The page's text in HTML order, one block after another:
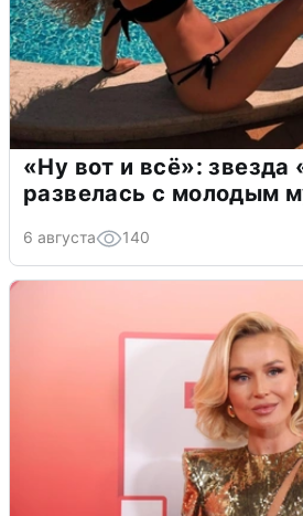
«Ну вот и всё»:
развелась с молодым
6 августа 140